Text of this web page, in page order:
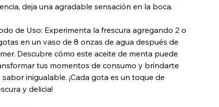
deja una agradable sensación en la boca.
de Uso: Experimenta la frescura agregando 2 o
en un vaso de 8 onzas de agua después de
Descubre cómo este aceite de menta puede
tus momentos de consumo y brindarte
sabor inigualable. ¡Cada gota es un toque de
y delicia!